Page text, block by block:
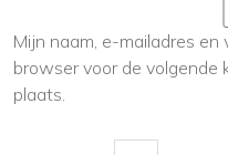
Mijn naam, e-mailadres
browser voor de volgende
plaats.